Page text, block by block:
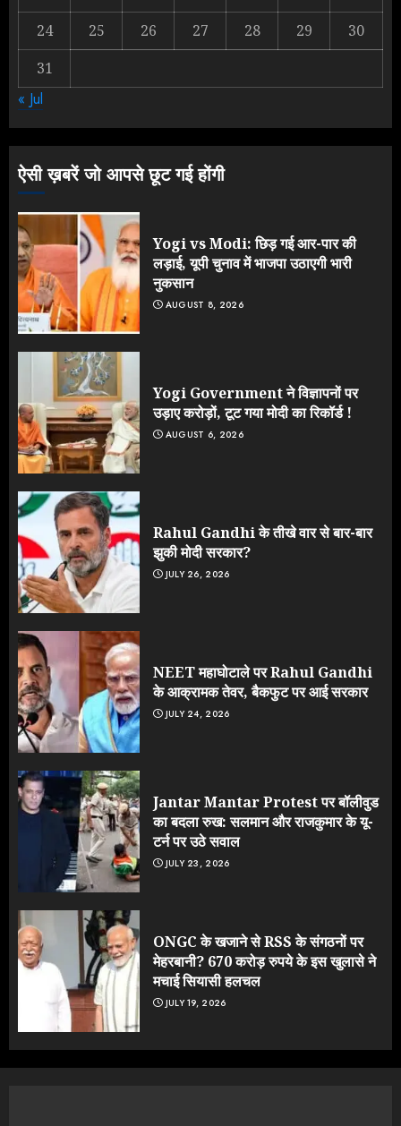
2
3
Rahul Gandhi के तीखे वार से बार-बार
24
25 26 27 28 29
30
31
« Jul
ऐसी ख़बरें जो आपसे छूट गई होंगी
Yogi vs Modi: छिड़ गई आर-पार की
लड़ाई, यूपी चुनाव में भाजपा उठाएगी भारी
नुकसान
AUGUST 8, 2026
Yogi Government ने विज्ञापनों पर
उड़ाए करोड़ों, टूट गया मोदी का रिकॉर्ड !
AUGUST 6, 2026
Rahul Gandhi के तीखे वार से बार-बार
झुकी मोदी सरकार?
JULY 26, 2026
NEET महाघोटाले पर Rahul Gandhi
के आक्रामक तेवर, बैकफुट पर आई सरकार
JULY 24, 2026
Jantar Mantar Protest पर बॉलीवुड
का बदला रुख: सलमान और राजकुमार के यू-
टर्न पर उठे सवाल
JULY 23, 2026
ONGC के खजाने से RSS के संगठनों पर
मेहरबानी? 670 करोड़ रुपये के इस खुलासे ने
मचाई सियासी हलचल
JULY 19, 2026